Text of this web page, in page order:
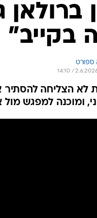
ברולאן
בקייב"
ספורט
לא הצליחה להסתיר
ומוכנה למפגש מול